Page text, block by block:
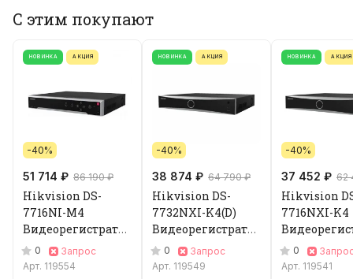
С этим покупают
НОВИНКА АКЦИЯ
-40%
51 714 ₽ 86 190 ₽
Hikvision DS-
7716NI-M4
Видеорегистратор
IP 0
Запрос
Арт. 119554
НОВИНКА АКЦИЯ
-40%
38 874 ₽ 64 790 ₽
Hikvision DS-
7732NXI-K4(D)
Видеорегистратор
IP 0
Запрос
Арт. 119549
НОВИНКА АКЦИЯ
-40%
37 452 ₽ 62
Hikvision
7716NXI-K4
IP 0
Арт. 119541